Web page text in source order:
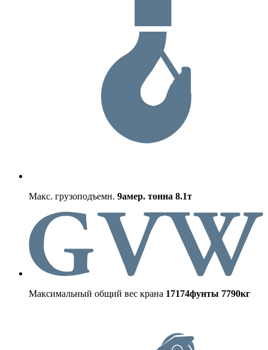
Макс. грузоподъемн. 9амер. тонна 8.1т
Максимальный общий вес крана 17174фунты 7790кг